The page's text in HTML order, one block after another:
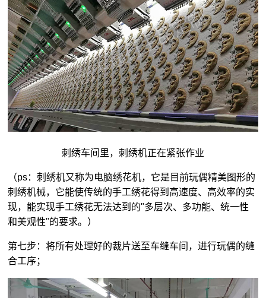
刺绣车间里，刺绣机正在紧张作业
（ps：刺绣机又称为电脑绣花机，它是目前玩偶精美图形的
刺绣机械，它能使传统的手工绣花得到高速度、高效率的实
现，能实现手工绣花无法达到的"多层次、多功能、统一性
和美观性"的要求。）
第七步：将所有处理好的裁片送至车缝车间，进行玩偶的缝
合工序；